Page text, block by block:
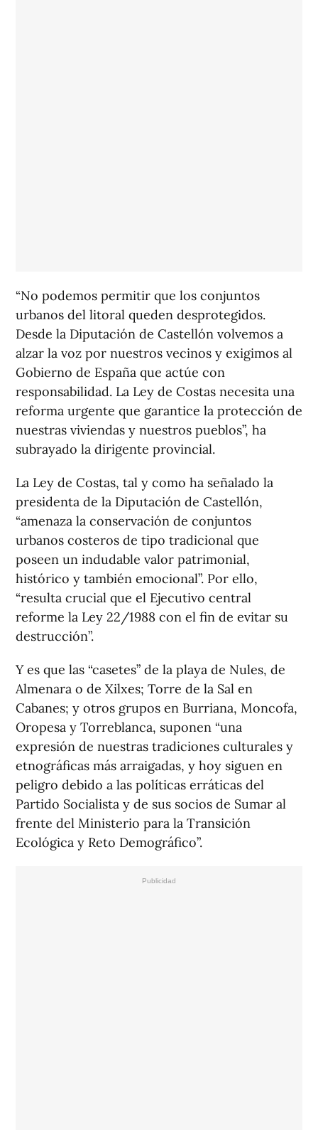
“No podemos permitir que los conjuntos
urbanos del litoral queden desprotegidos.
Desde la Diputación de Castellón volvemos a
alzar la voz por nuestros vecinos y exigimos al
Gobierno de España que actúe con
responsabilidad. La Ley de Costas necesita una
reforma urgente que garantice la protección de
nuestras viviendas y nuestros pueblos”, ha
subrayado la dirigente provincial.
La Ley de Costas, tal y como ha señalado la
presidenta de la Diputación de Castellón,
“amenaza la conservación de conjuntos
urbanos costeros de tipo tradicional que
poseen un indudable valor patrimonial,
histórico y también emocional”. Por ello,
“resulta crucial que el Ejecutivo central
reforme la Ley 22/1988 con el fin de evitar su
destrucción”.
Y es que las “casetes” de la playa de Nules, de
Almenara o de Xilxes; Torre de la Sal en
Cabanes; y otros grupos en Burriana, Moncofa,
Oropesa y Torreblanca, suponen “una
expresión de nuestras tradiciones culturales y
etnográficas más arraigadas, y hoy siguen en
peligro debido a las políticas erráticas del
Partido Socialista y de sus socios de Sumar al
frente del Ministerio para la Transición
Ecológica y Reto Demográfico”.